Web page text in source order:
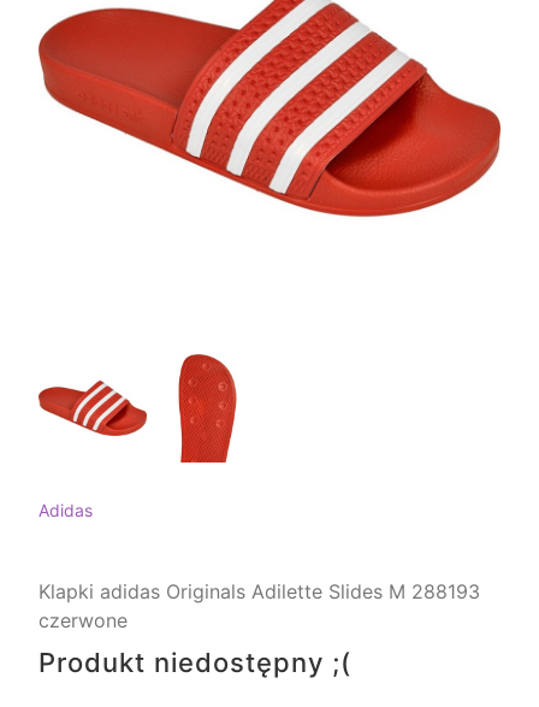
Adidas
Klapki adidas Originals Adilette Slides M 288193
czerwone
Produkt niedostępny ;(